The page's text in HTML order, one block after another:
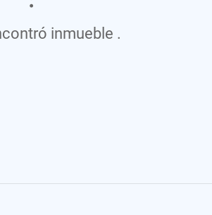
inmueble .